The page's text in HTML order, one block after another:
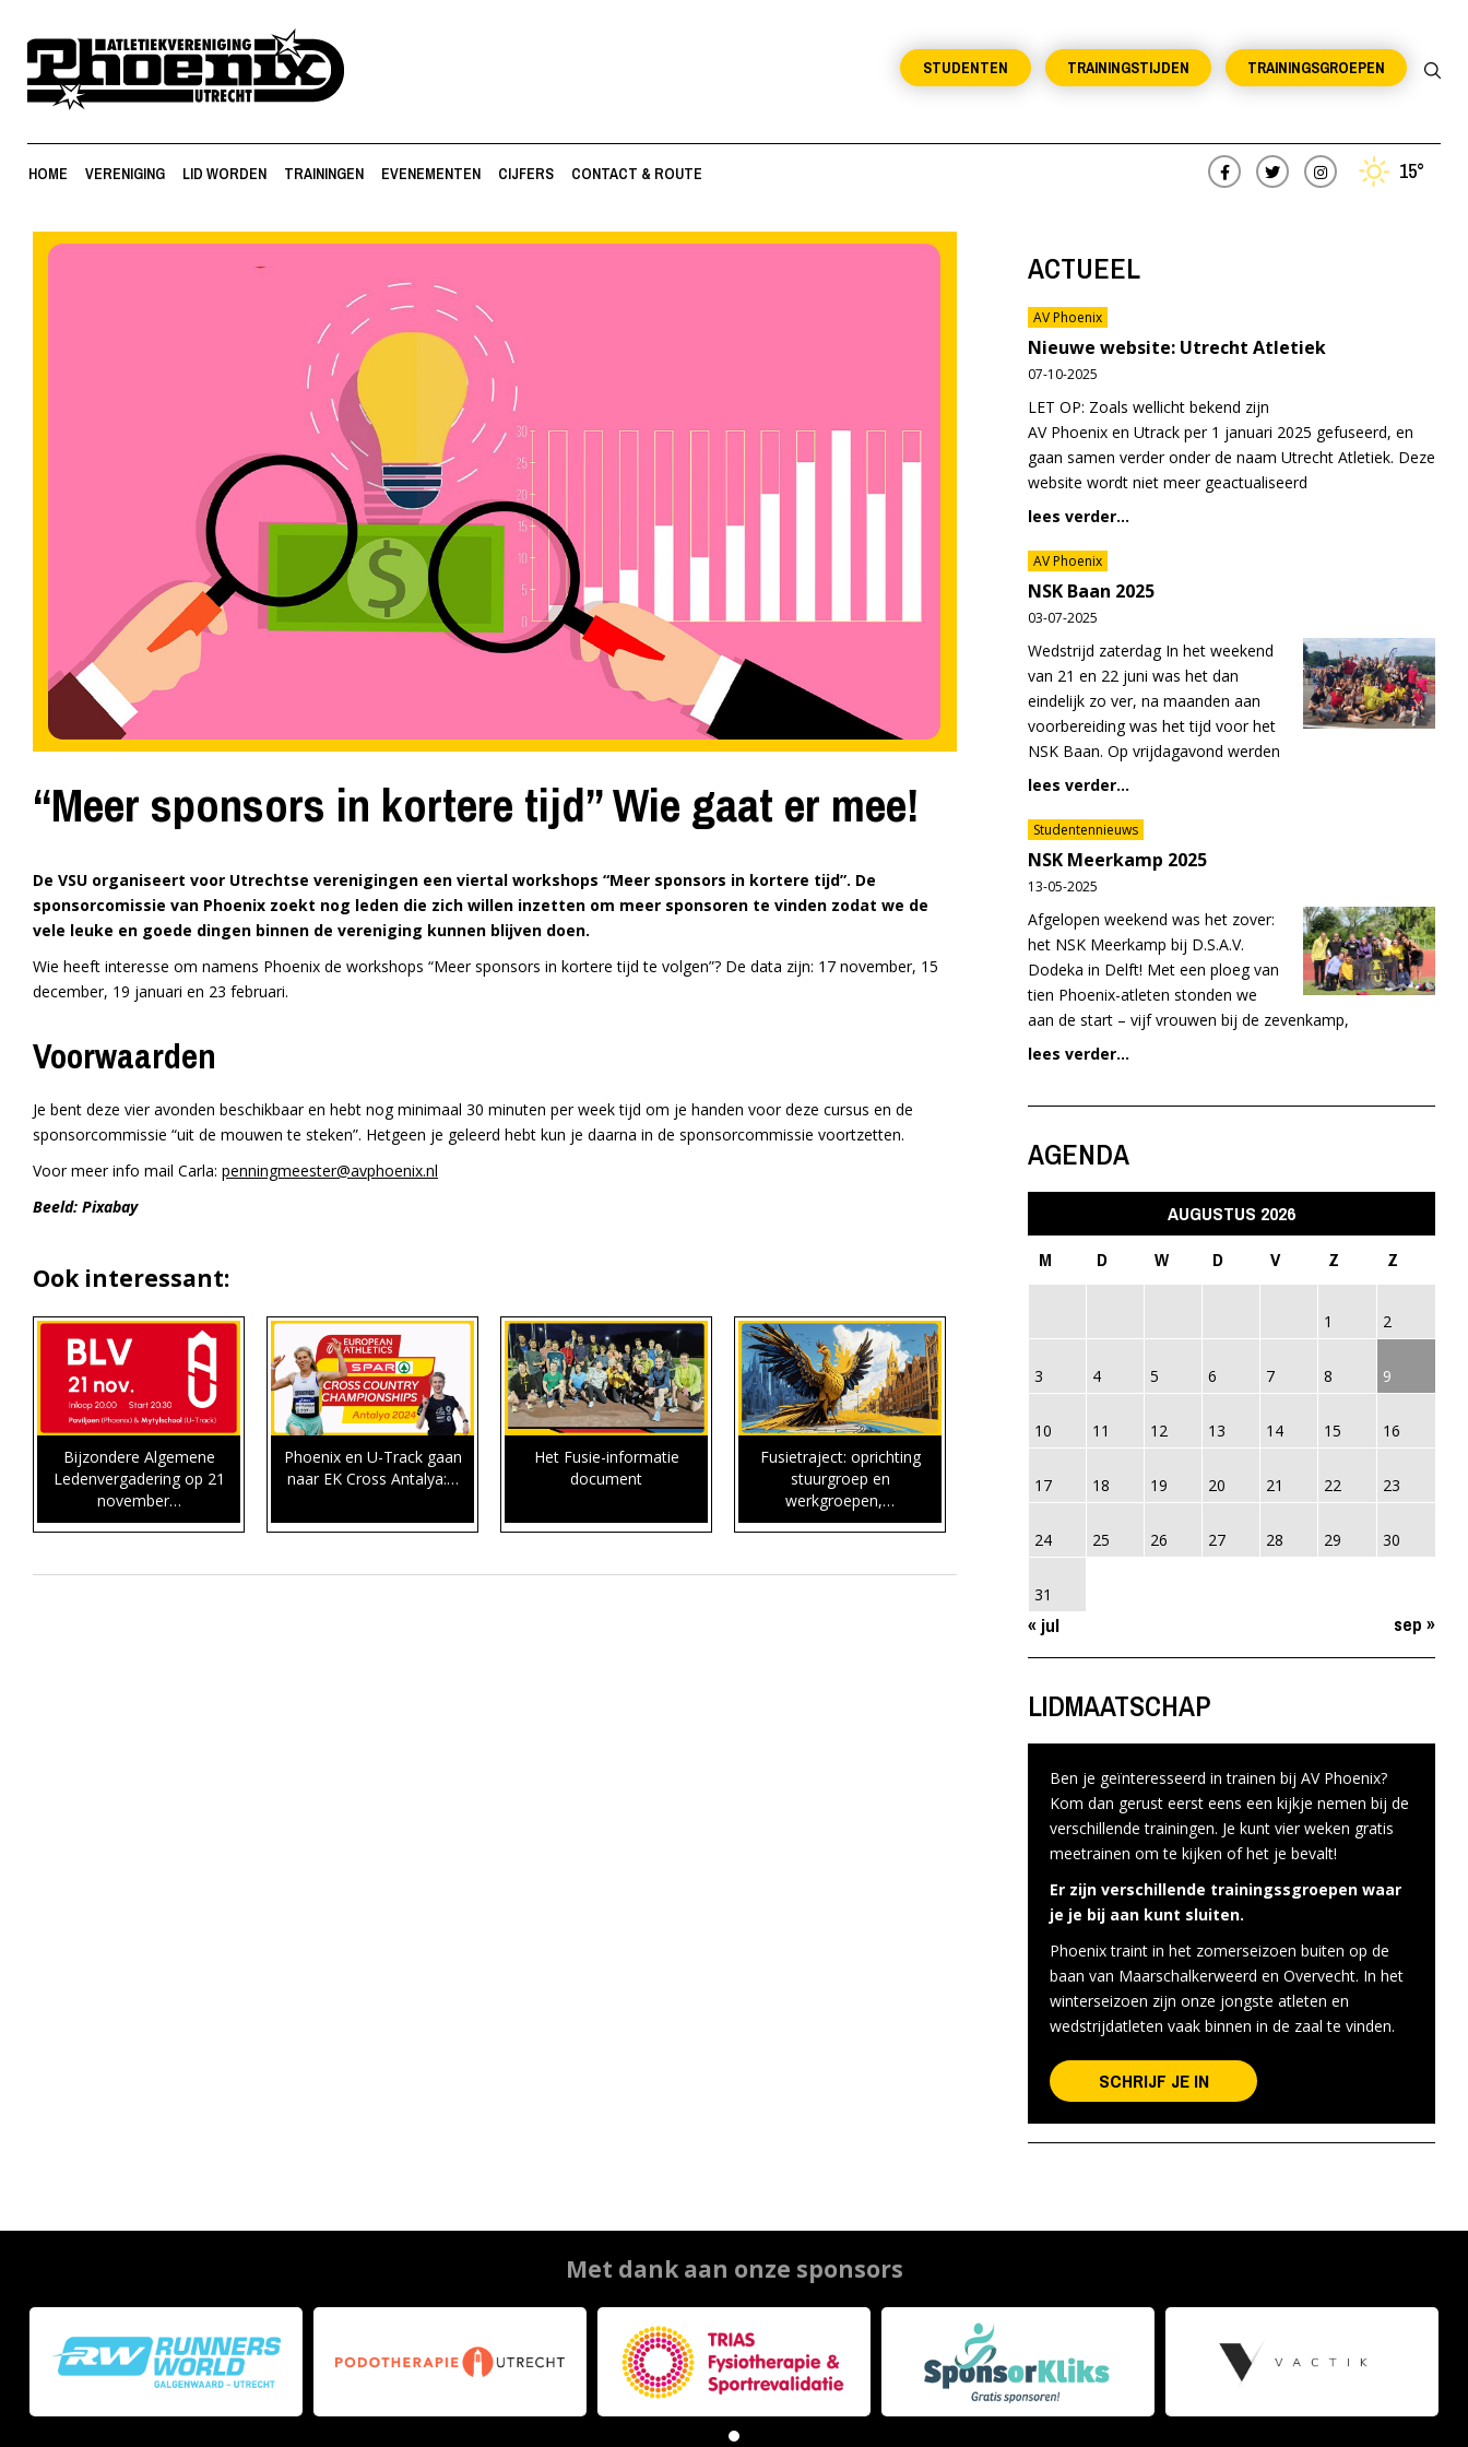
TRAININGSGROEPEN
TRAININGSTIJDEN
STUDENTEN
HOME VERENIGING LID WORDEN TRAININGEN EVENEMENTEN CIJFERS CONTACT & ROUTE 15°
“Meer sponsors in kortere tijd” Wie gaat er mee!
De VSU organiseert voor Utrechtse verenigingen een viertal workshops “Meer sponsors in kortere tijd”. De
sponsorcomissie van Phoenix zoekt nog leden die zich willen inzetten om meer sponsoren te vinden zodat we de
vele leuke en goede dingen binnen de vereniging kunnen blijven doen.
Wie heeft interesse om namens Phoenix de workshops “Meer sponsors in kortere tijd te volgen”? De data zijn: 17 november, 15
december, 19 januari en 23 februari.
Voorwaarden
Je bent deze vier avonden beschikbaar en hebt nog minimaal 30 minuten per week tijd om je handen voor deze cursus en de
sponsorcommissie “uit de mouwen te steken”. Hetgeen je geleerd hebt kun je daarna in de sponsorcommissie voortzetten.
Voor meer info mail Carla: penningmeester@avphoenix.nl
Beeld: Pixabay
Ook interessant:
Bijzondere Algemene
Ledenvergadering op 21
november…
Phoenix en U-Track gaan
naar EK Cross Antalya:…
Het Fusie-informatie
document
Fusietraject: oprichting
stuurgroep en
werkgroepen,…
ACTUEEL
AV Phoenix
Nieuwe website: Utrecht Atletiek
07-10-2025
LET OP: Zoals wellicht bekend zijn
AV Phoenix en Utrack per 1 januari 2025 gefuseerd, en
gaan samen verder onder de naam Utrecht Atletiek. Deze
website wordt niet meer geactualiseerd
lees verder...
AV Phoenix
NSK Baan 2025
03-07-2025
Wedstrijd zaterdag In het weekend
van 21 en 22 juni was het dan
eindelijk zo ver, na maanden aan
voorbereiding was het tijd voor het
NSK Baan. Op vrijdagavond werden
lees verder...
Studentennieuws
NSK Meerkamp 2025
13-05-2025
Afgelopen weekend was het zover:
het NSK Meerkamp bij D.S.A.V.
Dodeka in Delft! Met een ploeg van
tien Phoenix-atleten stonden we
aan de start – vijf vrouwen bij de zevenkamp,
lees verder...
AGENDA
AUGUSTUS 2026
M
D W D V Z Z
1 2
3 4 5 6 7 8 9
10 11 12 13 14 15 16
17 18 19 20 21 22 23
24 25 26 27 28 29 30
31
« jul sep »
LIDMAATSCHAP
Ben je geïnteresseerd in trainen bij AV Phoenix?
Kom dan gerust eerst eens een kijkje nemen bij de
verschillende trainingen. Je kunt vier weken gratis
meetrainen om te kijken of het je bevalt!
Er zijn verschillende trainingssgroepen waar
je je bij aan kunt sluiten.
Phoenix traint in het zomerseizoen buiten op de
baan van Maarschalkerweerd en Overvecht. In het
winterseizoen zijn onze jongste atleten en
wedstrijdatleten vaak binnen in de zaal te vinden.
SCHRIJF JE IN
Met dank aan onze sponsors